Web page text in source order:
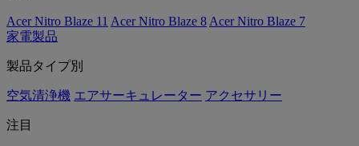
Acer Nitro Blaze 11 Acer Nitro Blaze 8 Acer Nitro Blaze 7
家電製品
製品タイプ別
空気清浄機 エアサーキュレーター アクセサリー
注目